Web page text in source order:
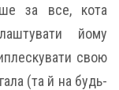
за все, кота
йому
свою
(та й на будь-